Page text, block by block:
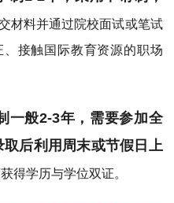
材料并通过院校面试或笔试
接触国际教育资源的职场
一般2-3年，需要参加全
后利用周末或节假日上
得学历与学位双证。